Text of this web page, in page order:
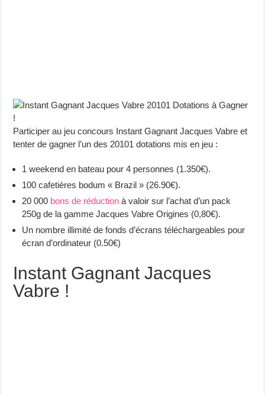
Participer au jeu concours Instant Gagnant Jacques Vabre et
tenter de gagner l’un des 20101 dotations mis en jeu :
1 weekend en bateau pour 4 personnes (1.350€).
100 cafetières bodum « Brazil » (26.90€).
20 000 bons de réduction à valoir sur l’achat d’un pack
250g de la gamme Jacques Vabre Origines (0,80€).
Un nombre illimité de fonds d’écrans téléchargeables pour
écran d’ordinateur (0.50€)
Instant Gagnant Jacques
Vabre !